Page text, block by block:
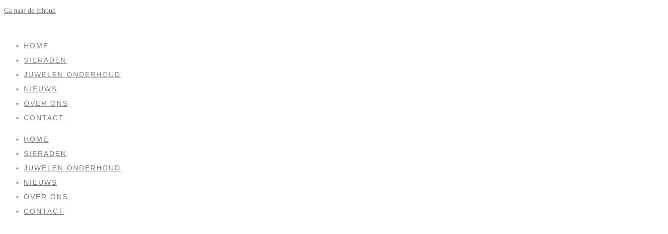
Ga naar de inhoud
HOME
SIERADEN
JUWELEN ONDERHOUD
NIEUWS
OVER ONS
CONTACT
HOME
SIERADEN
JUWELEN ONDERHOUD
NIEUWS
OVER ONS
CONTACT
SOLD